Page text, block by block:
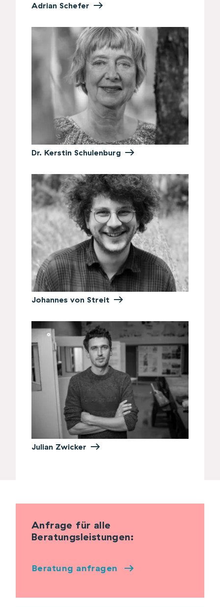
Adrian Schefer
Dr. Kerstin Schulenburg
Johannes von Streit
Julian Zwicker
Anfrage für alle
Beratungsleistungen:
Beratung anfragen